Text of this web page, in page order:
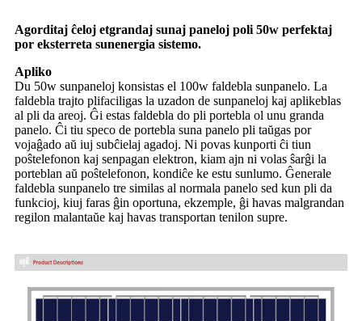
Agorditaj ĉeloj etgrandaj sunaj paneloj poli 50w perfektaj
por eksterreta sunenergia sistemo.
Apliko
Du 50w sunpaneloj konsistas el 100w faldebla sunpanelo. La
faldebla trajto plifaciligas la uzadon de sunpaneloj kaj aplikeblas
al pli da areoj. Ĝi estas faldebla do pli portebla ol unu granda
panelo. Ĉi tiu speco de portebla suna panelo pli taŭgas por
vojaĝado aŭ iuj subĉielaj agadoj. Ni povas kunporti ĉi tiun
poŝtelefonon kaj senpagan elektron, kiam ajn ni volas ŝarĝi la
porteblan aŭ poŝtelefonon, kondiĉe ke estu sunlumo. Ĝenerale
faldebla sunpanelo tre similas al normala panelo sed kun pli da
funkcioj, kiuj faras ĝin oportuna, ekzemple, ĝi havas malgrandan
regilon malantaŭe kaj havas transportan tenilon supre.